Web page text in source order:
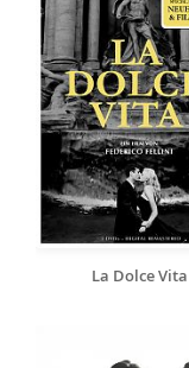
La Dolce Vita